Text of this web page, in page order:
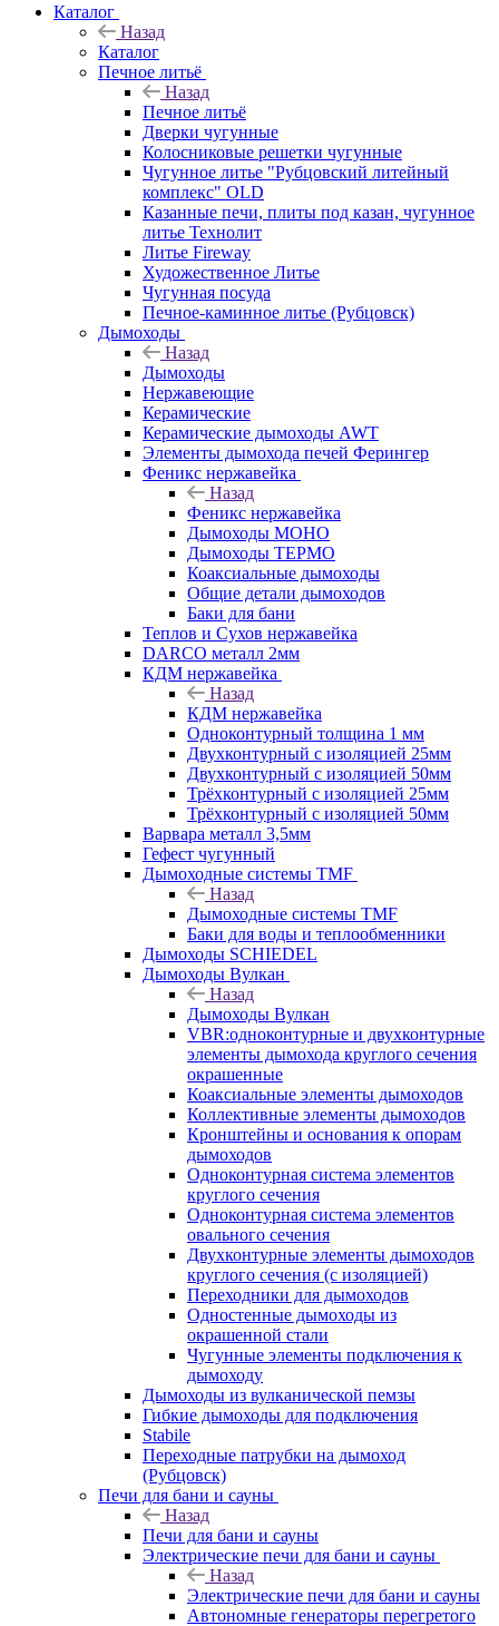
Каталог
Назад
Каталог
Печное литьё
Назад
Печное литьё
Дверки чугунные
Колосниковые решетки чугунные
Чугунное литье "Рубцовский литейный
комплекс" OLD
Казанные печи, плиты под казан, чугунное
литье Технолит
Литье Fireway
Художественное Литье
Чугунная посуда
Печное-каминное литье (Рубцовск)
Дымоходы
Назад
Дымоходы
Нержавеющие
Керамические
Керамические дымоходы AWT
Элементы дымохода печей Ферингер
Феникс нержавейка
Назад
Феникс нержавейка
Дымоходы МОНО
Дымоходы ТЕРМО
Коаксиальные дымоходы
Общие детали дымоходов
Баки для бани
Теплов и Сухов нержавейка
DARCO металл 2мм
КДМ нержавейка
Назад
КДМ нержавейка
Одноконтурный толщина 1 мм
Двухконтурный с изоляцией 25мм
Двухконтурный с изоляцией 50мм
Трёхконтурный с изоляцией 25мм
Трёхконтурный с изоляцией 50мм
Варвара металл 3,5мм
Гефест чугунный
Дымоходные системы TMF
Назад
Дымоходные системы TMF
Баки для воды и теплообменники
Дымоходы SCHIEDEL
Дымоходы Вулкан
Назад
Дымоходы Вулкан
VBR:одноконтурные и двухконтурные
элементы дымохода круглого сечения
окрашенные
Коаксиальные элементы дымоходов
Коллективные элементы дымоходов
Кронштейны и основания к опорам
дымоходов
Одноконтурная система элементов
круглого сечения
Одноконтурная система элементов
овального сечения
Двухконтурные элементы дымоходов
круглого сечения (с изоляцией)
Переходники для дымоходов
Одностенные дымоходы из
окрашенной стали
Чугунные элементы подключения к
дымоходу
Дымоходы из вулканической пемзы
Гибкие дымоходы для подключения
Stabile
Переходные патрубки на дымоход
(Рубцовск)
Печи для бани и сауны
Назад
Печи для бани и сауны
Электрические печи для бани и сауны
Назад
Электрические печи для бани и сауны
Автономные генераторы перегретого